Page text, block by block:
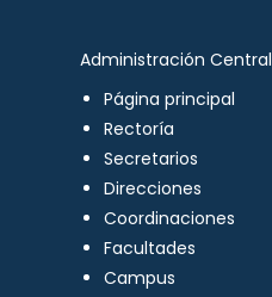
Administración Central
Página principal
Rectoría
Secretarios
Direcciones
Coordinaciones
Facultades
Campus